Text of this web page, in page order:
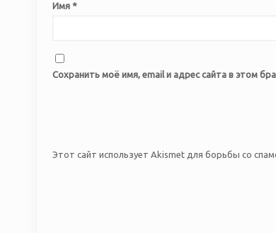
Имя *
Сохранить моё имя, email и адрес сайта в этом
Этот сайт использует Akismet для борьбы со